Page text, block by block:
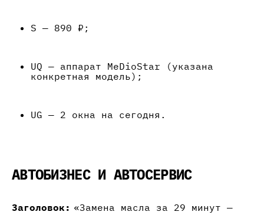
S — 890 ₽;
UQ — аппарат MeDioStar (указана
конкретная модель);
UG — 2 окна на сегодня.
АВТОБИЗНЕС И АВТОСЕРВИС
Заголовок: «Замена масла за 29 минут —